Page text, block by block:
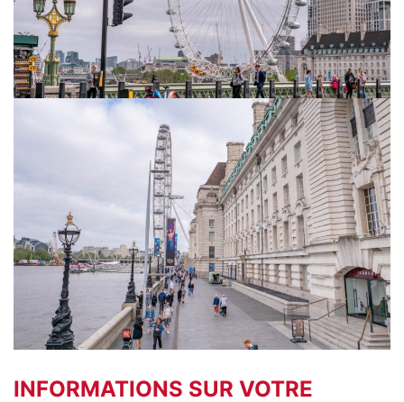
INFORMATIONS SUR VOTRE